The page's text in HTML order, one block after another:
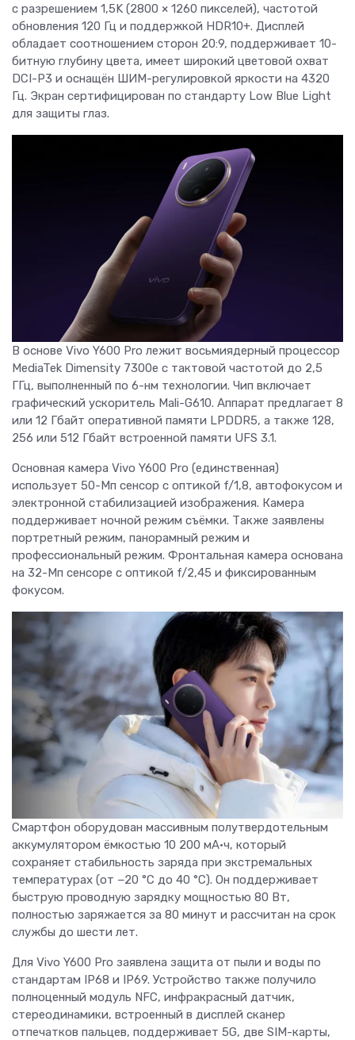
с разрешением 1,5K (2800 × 1260 пикселей), частотой
обновления 120 Гц и поддержкой HDR10+. Дисплей
обладает соотношением сторон 20:9, поддерживает 10-
битную глубину цвета, имеет широкий цветовой охват
DCI-P3 и оснащён ШИМ-регулировкой яркости на 4320
Гц. Экран сертифицирован по стандарту Low Blue Light
для защиты глаз.
В основе Vivo Y600 Pro лежит восьмиядерный процессор
MediaTek Dimensity 7300e с тактовой частотой до 2,5
ГГц, выполненный по 6-нм технологии. Чип включает
графический ускоритель Mali-G610. Аппарат предлагает 8
или 12 Гбайт оперативной памяти LPDDR5, а также 128,
256 или 512 Гбайт встроенной памяти UFS 3.1.
Основная камера Vivo Y600 Pro (единственная)
использует 50-Мп сенсор с оптикой f/1,8, автофокусом и
электронной стабилизацией изображения. Камера
поддерживает ночной режим съёмки. Также заявлены
портретный режим, панорамный режим и
профессиональный режим. Фронтальная камера основана
на 32-Мп сенсоре с оптикой f/2,45 и фиксированным
фокусом.
Смартфон оборудован массивным полутвердотельным
аккумулятором ёмкостью 10 200 мА·ч, который
сохраняет стабильность заряда при экстремальных
температурах (от −20 °C до 40 °C). Он поддерживает
быструю проводную зарядку мощностью 80 Вт,
полностью заряжается за 80 минут и рассчитан на срок
службы до шести лет.
Для Vivo Y600 Pro заявлена защита от пыли и воды по
стандартам IP68 и IP69. Устройство также получило
полноценный модуль NFC, инфракрасный датчик,
стереодинамики, встроенный в дисплей сканер
отпечатков пальцев, поддерживает 5G, две SIM-карты,